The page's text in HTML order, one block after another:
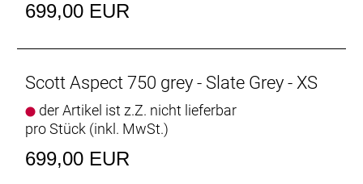
699,00 EUR
Scott Aspect 750 grey - Slate Grey - XS
der Artikel ist z.Z. nicht lieferbar
pro Stück (inkl. MwSt.)
699,00 EUR